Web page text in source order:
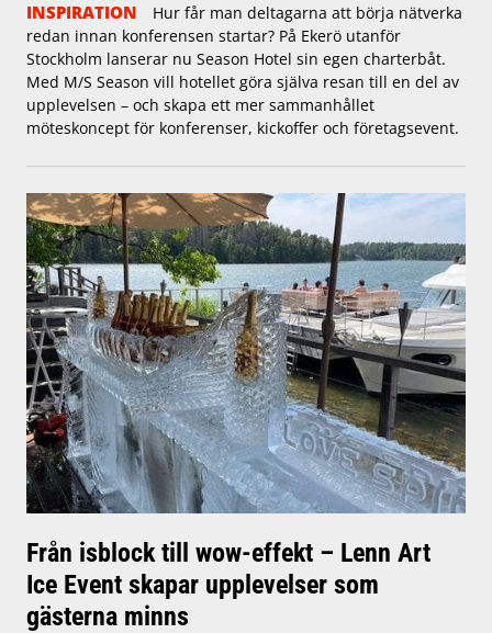
INSPIRATION
Hur får man deltagarna att börja nätverka
redan innan konferensen startar? På Ekerö utanför
Stockholm lanserar nu Season Hotel sin egen charterbåt.
Med M/S Season vill hotellet göra själva resan till en del av
upplevelsen – och skapa ett mer sammanhållet
möteskoncept för konferenser, kickoffer och företagsevent.
Från isblock till wow-effekt – Lenn Art
Ice Event skapar upplevelser som
gästerna minns